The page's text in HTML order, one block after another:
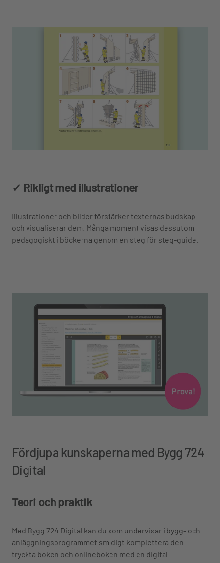
✓ Rikligt med illustrationer
Illustrationer och bilder förstärker texternas budskap
och visualiserar dem. Många moment visas dessutom
pedagogiskt i böckerna genom en steg för steg-guide.
Fördjupa kunskaperna med Bygg 724
Digital
Teori och praktik
Med Bygg 724 Digital kan du som undervisar i bygg- och
anläggningsprogrammet smidigt komplettera den
tryckta boken och onlineboken med en digital